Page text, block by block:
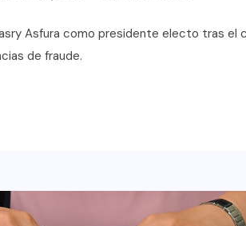
Asfura como presidente electo tras
de fraude.